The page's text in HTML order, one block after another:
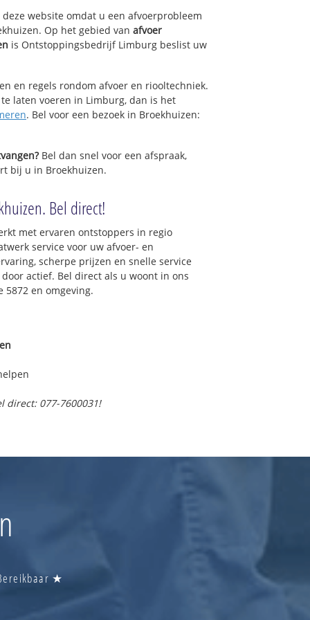
website omdat u een afvoerprobleem
Op het gebied van afvoer
is Ontstoppingsbedrijf Limburg beslist uw
en regels rondom afvoer en riooltechniek.
laten voeren in Limburg, dan is het
. Bel voor een bezoek in Broekhuizen:
Bel dan snel voor een afspraak,
bij u in Broekhuizen.
Bel direct!
met ervaren ontstoppers in regio
service voor uw afvoer- en
scherpe prijzen en snelle service
actief. Bel direct als u woont in ons
5872 en omgeving.
direct: 077-7600031!
★